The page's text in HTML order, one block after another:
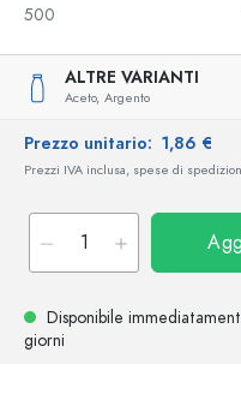
500
ALTRE VARIANTI
Aceto, Argento
Prezzo unitario: 1,86 €
Prezzi IVA inclusa, spese di
Disponibile
giorni